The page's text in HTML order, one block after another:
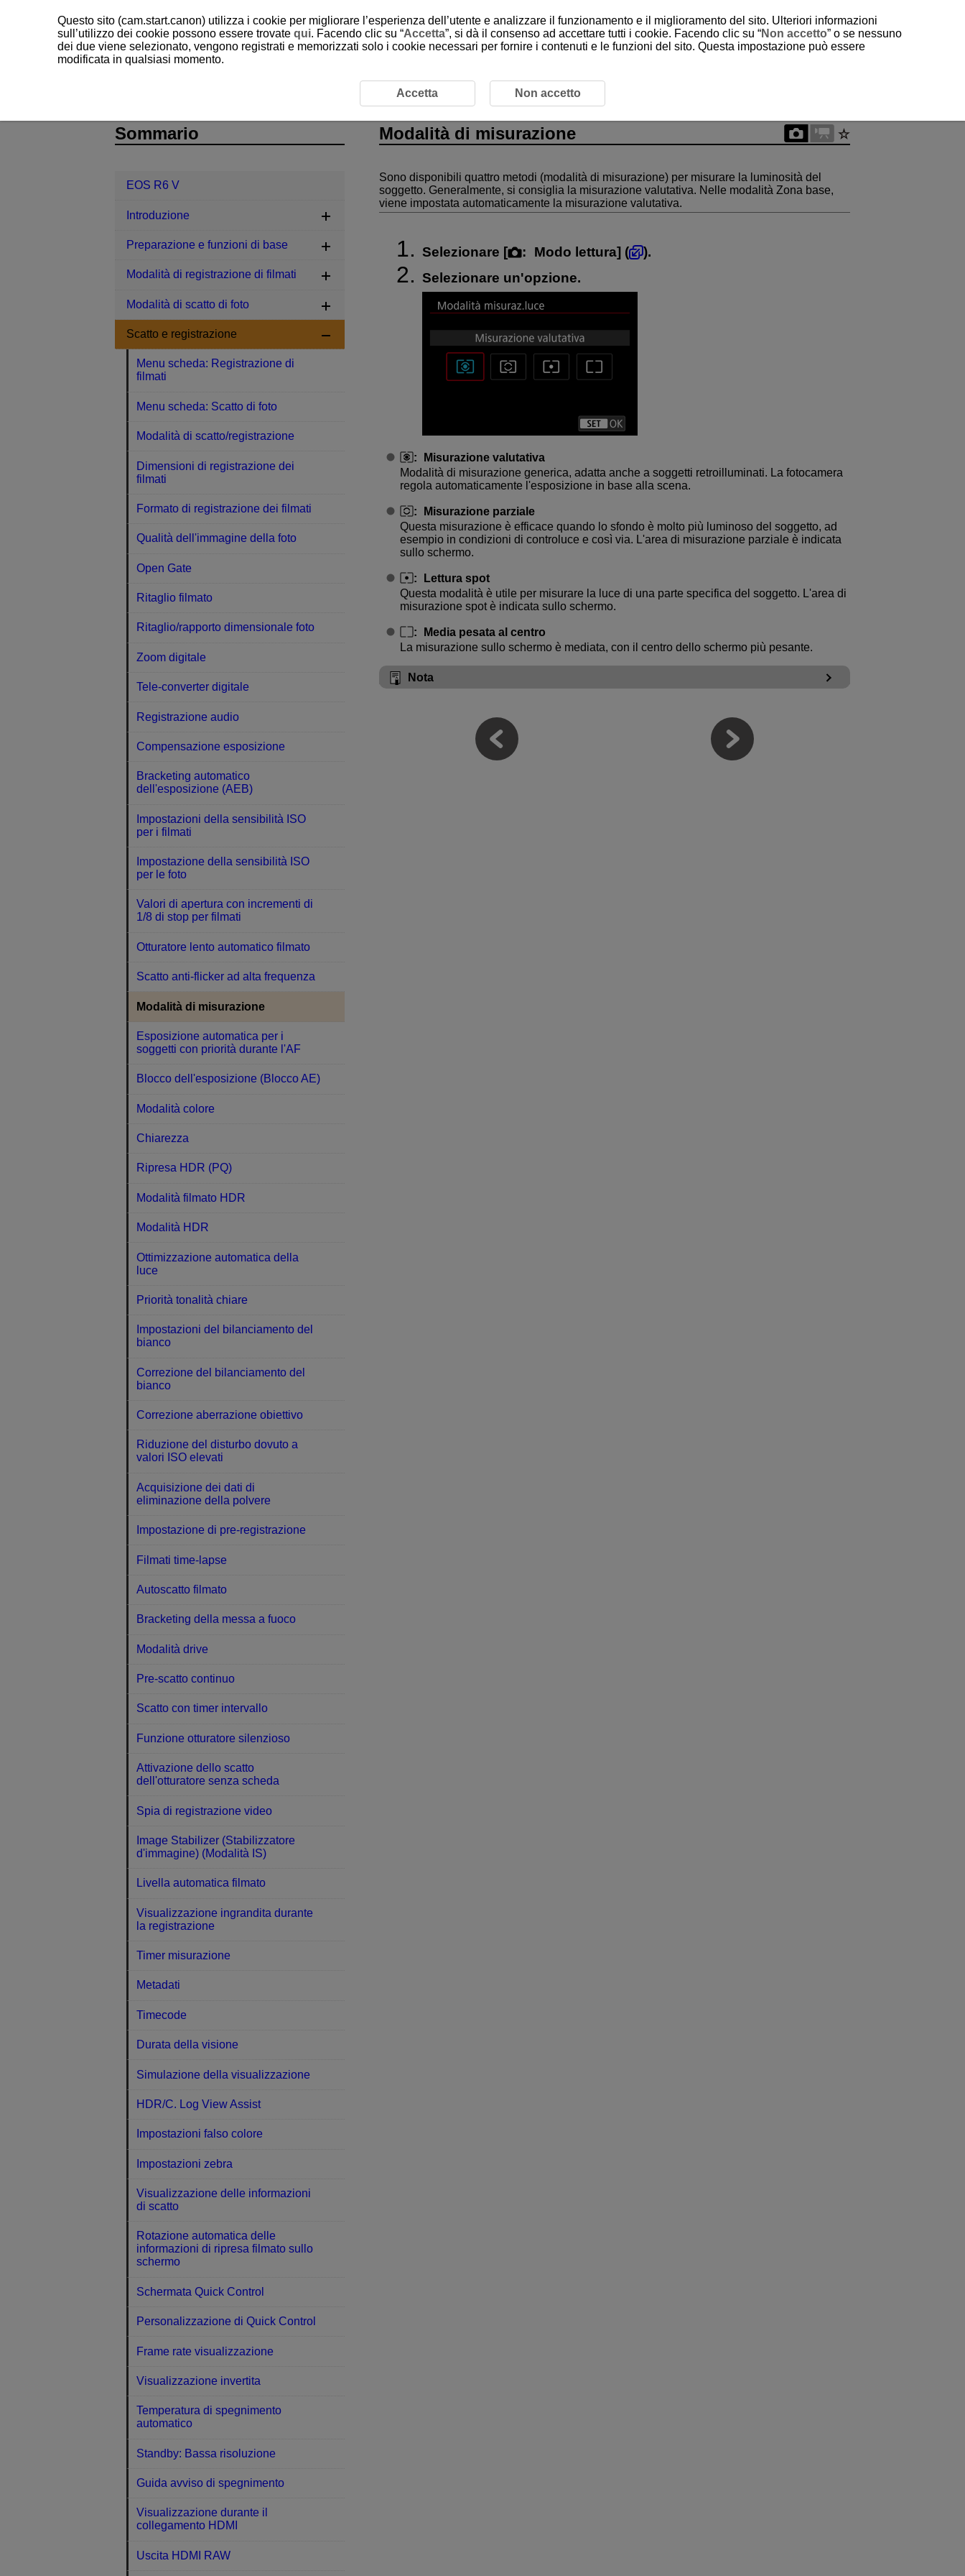
EOS R6 V
Modalità di misurazione
Sono disponibili quattro metodi (modalità di misurazione) per misurare la luminosità del
soggetto. Generalmente, si consiglia la misurazione valutativa. Nelle modalità Zona base,
viene impostata automaticamente la misurazione valutativa.
Selezionare [ : Modo lettura] (
).
Selezionare un'opzione.
:
Misurazione valutativa
Modalità di misurazione generica, adatta anche a soggetti retroilluminati. La fotocamera
regola automaticamente l'esposizione in base alla scena.
:
Misurazione parziale
Questa misurazione è efficace quando lo sfondo è molto più luminoso del soggetto, ad
esempio in condizioni di controluce e così via. L'area di misurazione parziale è indicata
sullo schermo.
:
Lettura spot
Questa modalità è utile per misurare la luce di una parte specifica del soggetto. L'area di
misurazione spot è indicata sullo schermo.
:
Media pesata al centro
La misurazione sullo schermo è mediata, con il centro dello schermo più pesante.
Nota
Sommario
EOS R6 V
Introduzione
Preparazione e funzioni di base
Modalità di registrazione di filmati
Modalità di scatto di foto
Scatto e registrazione
Menu scheda: Registrazione di
filmati
Menu scheda: Scatto di foto
Modalità di scatto/registrazione
Dimensioni di registrazione dei
filmati
Formato di registrazione dei filmati
Qualità dell'immagine della foto
Open Gate
Ritaglio filmato
Ritaglio/rapporto dimensionale foto
Zoom digitale
Tele-converter digitale
Registrazione audio
Compensazione esposizione
Bracketing automatico
dell'esposizione (AEB)
Impostazioni della sensibilità ISO
per i filmati
Impostazione della sensibilità ISO
per le foto
Valori di apertura con incrementi di
1/8 di stop per filmati
Otturatore lento automatico filmato
Scatto anti-flicker ad alta frequenza
Modalità di misurazione
Esposizione automatica per i
soggetti con priorità durante l'AF
Blocco dell'esposizione (Blocco AE)
Modalità colore
Chiarezza
Ripresa HDR (PQ)
Modalità filmato HDR
Modalità HDR
Ottimizzazione automatica della
luce
Priorità tonalità chiare
Impostazioni del bilanciamento del
bianco
Correzione del bilanciamento del
bianco
Correzione aberrazione obiettivo
Riduzione del disturbo dovuto a
valori ISO elevati
Acquisizione dei dati di
eliminazione della polvere
Impostazione di pre-registrazione
Filmati time-lapse
Autoscatto filmato
Bracketing della messa a fuoco
Modalità drive
Pre-scatto continuo
Scatto con timer intervallo
Funzione otturatore silenzioso
Attivazione dello scatto
dell'otturatore senza scheda
Spia di registrazione video
Image Stabilizer (Stabilizzatore
d'immagine) (Modalità IS)
Livella automatica filmato
Visualizzazione ingrandita durante
la registrazione
Timer misurazione
Metadati
Timecode
Durata della visione
Simulazione della visualizzazione
HDR/C. Log View Assist
Impostazioni falso colore
Impostazioni zebra
Visualizzazione delle informazioni
di scatto
Rotazione automatica delle
informazioni di ripresa filmato sullo
schermo
Schermata Quick Control
Personalizzazione di Quick Control
Frame rate visualizzazione
Visualizzazione invertita
Temperatura di spegnimento
automatico
Standby: Bassa risoluzione
Guida avviso di spegnimento
Visualizzazione durante il
collegamento HDMI
Uscita HDMI RAW
Questo sito (cam.start.canon) utilizza i cookie per migliorare l’esperienza dell’utente e analizzare il funzionamento e il miglioramento del sito. Ulteriori informazioni
sull’utilizzo dei cookie possono essere trovate qui. Facendo clic su “Accetta”, si dà il consenso ad accettare tutti i cookie. Facendo clic su “Non accetto” o se nessuno
dei due viene selezionato, vengono registrati e memorizzati solo i cookie necessari per fornire i contenuti e le funzioni del sito. Questa impostazione può essere
modificata in qualsiasi momento.
Accetta Non accetto